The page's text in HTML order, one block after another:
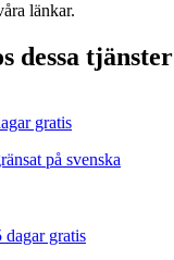
länkar.
dessa tjänster
gratis
på svenska
dagar gratis